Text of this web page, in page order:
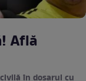
Află